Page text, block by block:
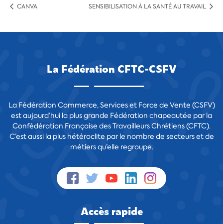
CANVA SENSIBILISATION À LA SANTÉ AU TRAVAIL
La Fédération CFTC-CSFV
La Fédération Commerce, Services et Force de Vente (CSFV)
est aujourd’hui la plus grande Fédération chapeautée par la
Confédération Française des Travailleurs Chrétiens (CFTC).
C’est aussi la plus hétéroclite par le nombre de secteurs et de
métiers qu’elle regroupe.
Accès rapide